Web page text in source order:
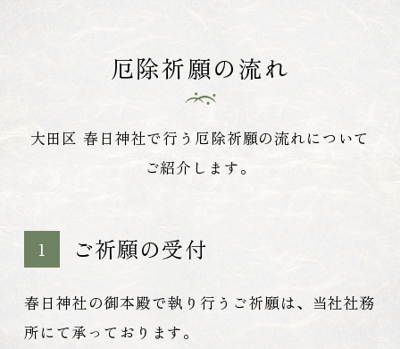
厄除祈願の流れ
大田区 春日神社で行う厄除祈願の流れについて
ご紹介します。
1 ご祈願の受付
春日神社の御本殿で執り行うご祈願は、当社社務
所にて承っております。